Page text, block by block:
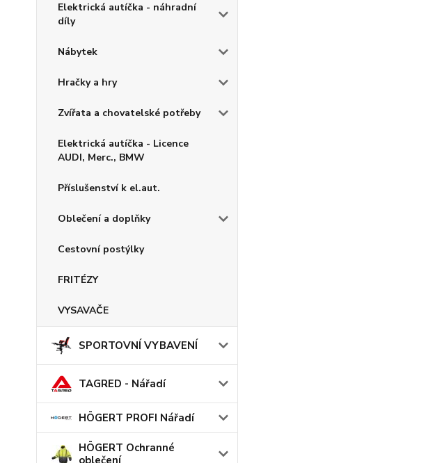
Elektrická autíčka - náhradní
díly
Nábytek
Hračky a hry
Zvířata a chovatelské potřeby
Elektrická autíčka - Licence
AUDI, Merc., BMW
Příslušenství k el.aut.
Oblečení a doplňky
Cestovní postýlky
FRITÉZY
VYSAVAČE
SPORTOVNÍ VYBAVENÍ
TAGRED - Nářadí
HÖGERT PROFI Nářadí
HÖGERT Ochranné